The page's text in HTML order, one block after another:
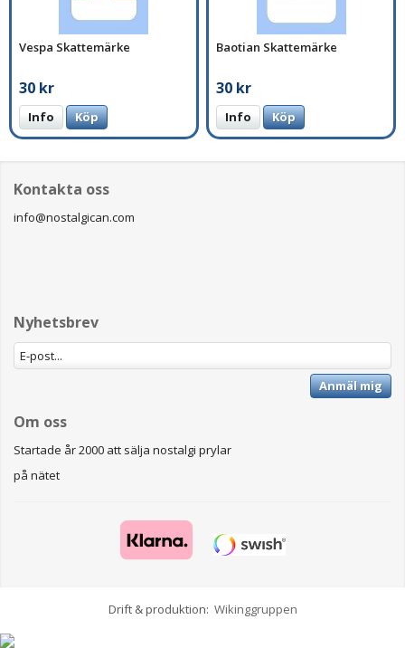
Vespa Skattemärke
30 kr
Info Köp
Baotian Skattemärke
30 kr
Info Köp
Kontakta oss
info@nostalgican.com
Nyhetsbrev
Anmäl mig
Om oss
Startade år 2000 att sälja nostalgi prylar
på nätet
Drift & produktion: Wikinggruppen